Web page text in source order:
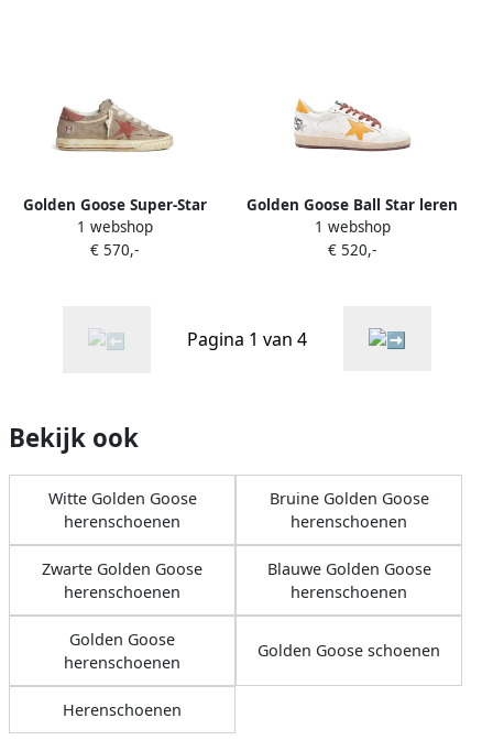
Golden Goose Super-Star
LTD suède sneakers met
suède ster en hiellus Beige
1 webshop
€ 570,-
Golden Goose Ball Star leren
sneakers Beige
1 webshop
€ 520,-
Pagina 1 van 4
Bekijk ook
Witte Golden Goose
herenschoenen
Bruine Golden Goose
herenschoenen
Zwarte Golden Goose
herenschoenen
Blauwe Golden Goose
herenschoenen
Golden Goose
herenschoenen
Golden Goose schoenen
Herenschoenen